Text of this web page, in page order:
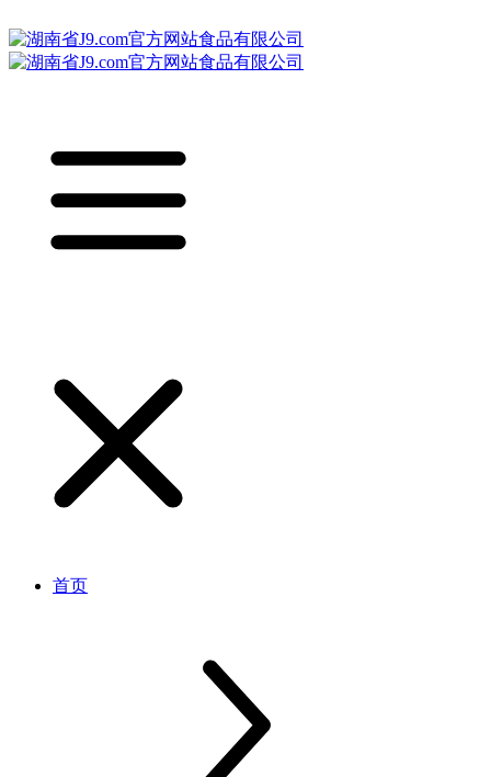
首页